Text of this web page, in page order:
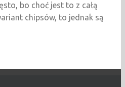
bo choć jest to z całą
chipsów, to jednak są